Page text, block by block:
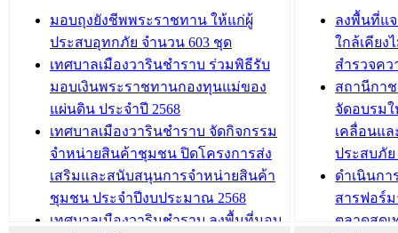
บทความ อื่นๆ ...
เทศบาลเมืองวารินชำราบ ร่วมการ
ประชุมวิชาการระดับนานาชาติและ
นิทรรศการด้านนวัตกรรมท้องถิ่น 2568
และรับรางวัลทีมนักวิจัยดีเด่นจาก
นวัตกรรมโครงการทะเบียนภาษีป้าย
ประชุมผู้เช่าอาคารพาณิชย์ บริเวณ
ถนนเกษมสุขและถนนประทุมเทพภักดี
บทความ อื่นๆ ...
เทศบาล
รับฟังคว
ผังเมือง
วารินชำ
เทศบาล
ซักซ้อมแ
ประโยช
บทความ อื่นๆ ...
มอบถุงยังชีพพระราชทาน ให้แก่ผู้
ประสบอุทกภัย จำนวน 603 ชุด
เทศบาลเมืองวารินชำราบ ร่วมพิธีรับ
มอบเงินพระราชทานกองทุนแม่ของ
แผ่นดิน ประจำปี 2568
เทศบาลเมืองวารินชำราบ จัดกิจกรรม
จำหน่ายสินค้าชุมชน ปิดโครงการส่ง
เสริมและสนับสนุนการจำหน่ายสินค้า
ชุมชน ประจำปีงบประมาณ 2568
เทศบาลเมืองวารินชำราบ ลงพื้นที่มอบ
ลงพื้นที่แ
ใกล้เคียง
สำรวจค
สถานีกา
จัดอบรม
เคลื่อนแ
ประสบภั
ดำเนินกา
สารฟอร์
ตลาดสดเ